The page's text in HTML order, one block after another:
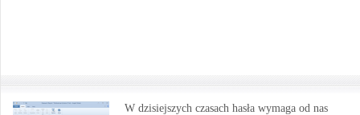
W dzisiejszych czasach hasła wymaga od nas